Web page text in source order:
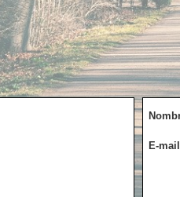
E-mail